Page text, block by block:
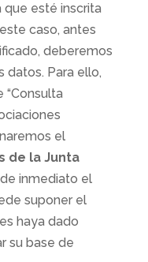
que esté inscrita
caso, antes
deberemos
datos. Para ello,
“Consulta
el
de la Junta
inmediato el
suponer el
haya dado
su base de